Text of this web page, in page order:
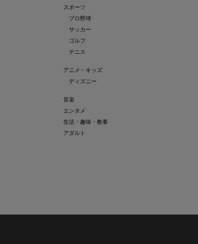
スポーツ
プロ野球
サッカー
ゴルフ
テニス
アニメ・キッズ
ディズニー
音楽
エンタメ
生活・趣味・教養
アダルト